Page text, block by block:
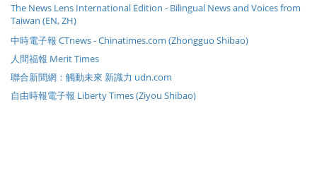
The News Lens International Edition - Bilingual News and Voices from
Taiwan (EN, ZH)
中時電子報 CTnews - Chinatimes.com (Zhongguo Shibao)
人間福報 Merit Times
聯合新聞網：觸動未來 新識力 udn.com
自由時報電子報 Liberty Times (Ziyou Shibao)